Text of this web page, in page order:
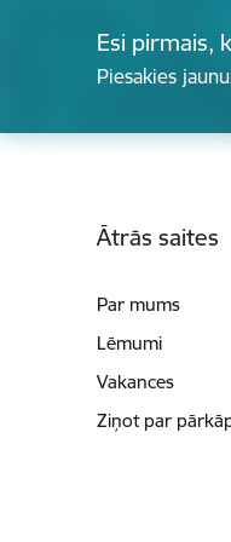
Esi pirmais,
Piesakies
Ātrās saites
Par mums
Lēmumi
Vakances
Ziņot par